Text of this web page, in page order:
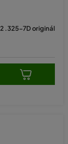
.325-7D originál